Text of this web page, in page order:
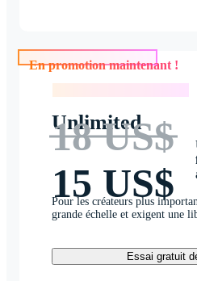
En promotion maintenant !
Unlimited
18 US$
15 US$
Pour les créateurs plus
grande échelle et exigent une
Essai gratuit